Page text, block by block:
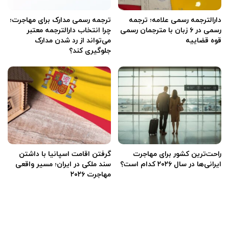
دارالترجمه رسمی علامه؛ ترجمه
رسمی در ۶ زبان با مترجمان رسمی
قوه قضاییه
ترجمه رسمی مدارک برای مهاجرت؛
چرا انتخاب دارالترجمه معتبر
می‌تواند از رد شدن مدارک
جلوگیری کند؟
راحت‌ترین کشور برای مهاجرت
ایرانی‌ها در سال ۲۰۲۶ کدام است؟
گرفتن اقامت اسپانیا با داشتن
سند ملکی در ایران؛ مسیر واقعی
مهاجرت ۲۰۲۶